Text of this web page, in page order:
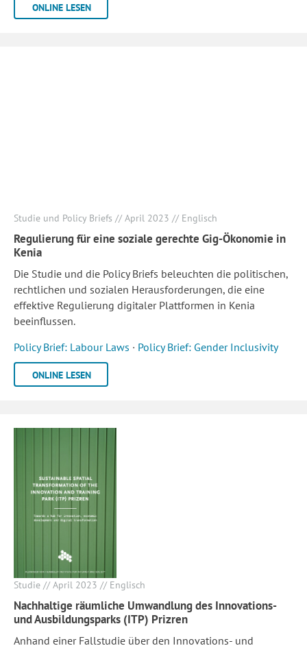
ONLINE LESEN
Studie und Policy Briefs // April 2023 // Englisch
Regulierung für eine soziale gerechte Gig-Ökonomie in
Kenia
Die Studie und die Policy Briefs beleuchten die politischen,
rechtlichen und sozialen Herausforderungen, die eine
effektive Regulierung digitaler Plattformen in Kenia
beeinflussen.
Policy Brief: Labour Laws · Policy Brief: Gender Inclusivity
ONLINE LESEN
Studie // April 2023 // Englisch
Nachhaltige räumliche Umwandlung des Innovations-
und Ausbildungsparks (ITP) Prizren
Anhand einer Fallstudie über den Innovations- und